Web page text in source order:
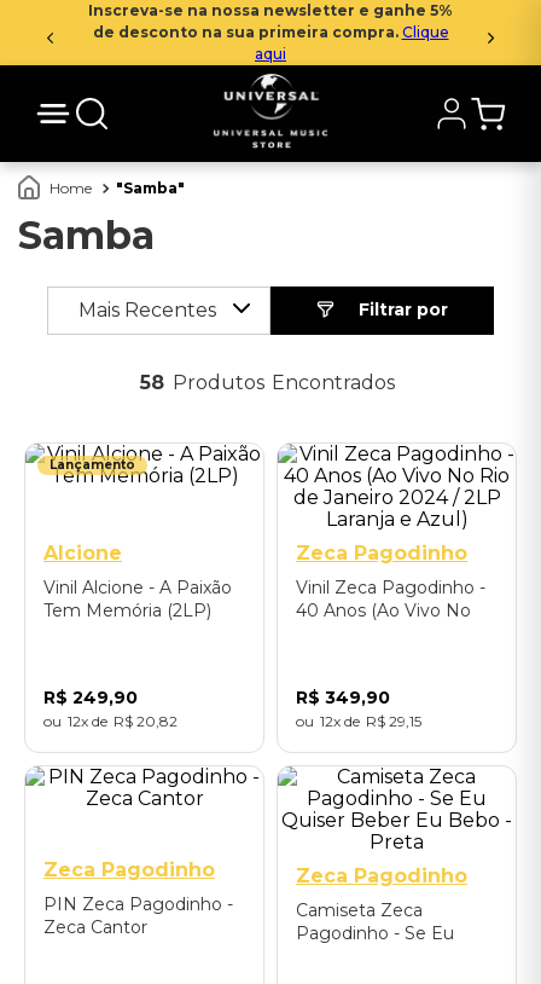
Inscreva-se na nossa newsletter e ganhe 5%
de desconto na sua primeira compra. Clique
aqui
Samba
Samba
Mais Recentes
58 Produtos
Lançamento
Alcione
Vinil Alcione - A Paixão
Tem Memória (2LP)
R$ 249,90
12 R$ 20 82
Zeca Pagodinho
Vinil Zeca Pagodinho -
40 Anos (Ao Vivo No
R$ 349,90
12 R$ 29 15
Zeca Pagodinho
PIN Zeca Pagodinho -
Zeca Cantor
P M G GG
Zeca Pagodinho
Camiseta Zeca
Pagodinho - Se Eu